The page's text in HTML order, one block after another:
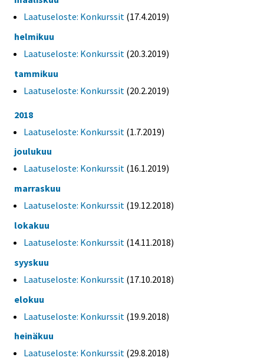
Laatuseloste: Konkurssit (17.4.2019)
helmikuu
Laatuseloste: Konkurssit (20.3.2019)
tammikuu
Laatuseloste: Konkurssit (20.2.2019)
2018
Laatuseloste: Konkurssit (1.7.2019)
joulukuu
Laatuseloste: Konkurssit (16.1.2019)
marraskuu
Laatuseloste: Konkurssit (19.12.2018)
lokakuu
Laatuseloste: Konkurssit (14.11.2018)
syyskuu
Laatuseloste: Konkurssit (17.10.2018)
elokuu
Laatuseloste: Konkurssit (19.9.2018)
heinäkuu
Laatuseloste: Konkurssit (29.8.2018)